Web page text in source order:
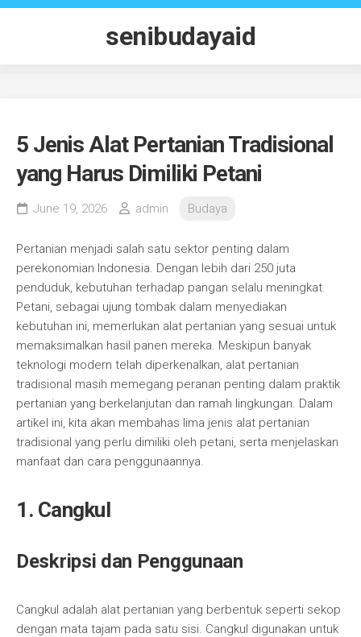
Skip
senibudayaid
5 Jenis Alat Pertanian Tradisional
yang Harus Dimiliki Petani
June 19, 2026 admin Budaya
Pertanian menjadi salah satu sektor penting dalam
perekonomian Indonesia. Dengan lebih dari 250 juta
penduduk, kebutuhan terhadap pangan selalu meningkat.
Petani, sebagai ujung tombak dalam menyediakan
kebutuhan ini, memerlukan alat pertanian yang sesuai untuk
memaksimalkan hasil panen mereka. Meskipun banyak
teknologi modern telah diperkenalkan, alat pertanian
tradisional masih memegang peranan penting dalam praktik
pertanian yang berkelanjutan dan ramah lingkungan. Dalam
artikel ini, kita akan membahas lima jenis alat pertanian
tradisional yang perlu dimiliki oleh petani, serta menjelaskan
manfaat dan cara penggunaannya.
1. Cangkul
Deskripsi dan Penggunaan
Cangkul adalah alat pertanian yang berbentuk seperti sekop
dengan mata tajam pada satu sisi. Cangkul digunakan untuk